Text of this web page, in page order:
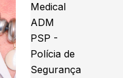
Medical
ADM
PSP -
Polícia de
Segurança